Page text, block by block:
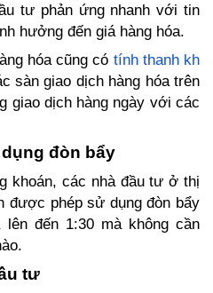
tư phản ứng nhanh với tin
hưởng đến giá hàng hóa.
hóa cũng có tính thanh kh
sàn giao dịch hàng hóa trên
giao dịch hàng ngày với các
đòn bẩy
khoán, các nhà đầu tư ở thị
được phép sử dụng đòn bẩy
đến 1:30 mà không cần
tư